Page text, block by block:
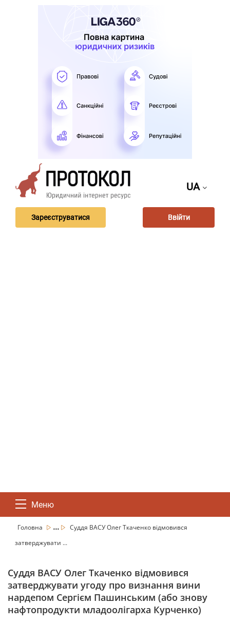
UA
Зареєструватися Ввійти
Меню
Головна ...
Суддя ВАСУ Олег Ткаченко відмовився
затверджувати ...
Суддя ВАСУ Олег Ткаченко відмовився
затверджувати угоду про визнання вини
нардепом Сергієм Пашинським (або знову
нафтопродукти младоолігарха Курченко)